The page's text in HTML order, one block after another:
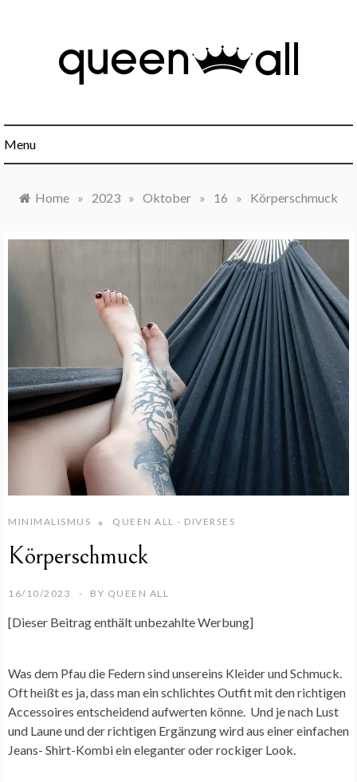
Menu
Home » 2023 » Oktober » 16 » Körperschmuck
MINIMALISMUS QUEEN ALL - DIVERSES
Körperschmuck
16/10/2023 BY QUEEN ALL
[Dieser Beitrag enthält unbezahlte Werbung]
Was dem Pfau die Federn sind unsereins Kleider und Schmuck.
Oft heißt es ja, dass man ein schlichtes Outfit mit den richtigen
Accessoires entscheidend aufwerten könne. Und je nach Lust
und Laune und der richtigen Ergänzung wird aus einer einfachen
Jeans- Shirt-Kombi ein eleganter oder rockiger Look.